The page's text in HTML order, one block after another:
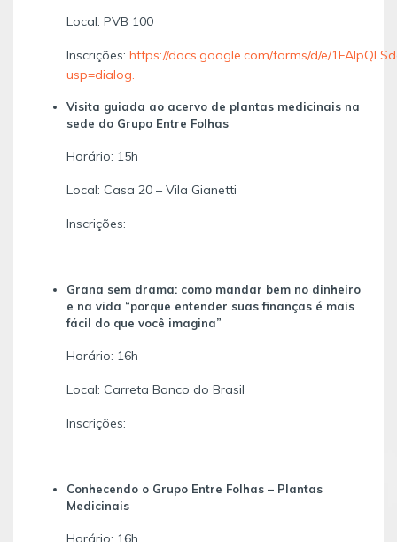
Local: PVB 100
Inscrições: https://docs.google.com/forms/d/e/
usp=dialog.
Visita guiada ao acervo de plantas medicinais na
sede do Grupo Entre Folhas
Horário: 15h
Local: Casa 20 – Vila Gianetti
Inscrições:
Grana sem drama: como mandar bem no dinheiro
e na vida “porque entender suas finanças é mais
fácil do que você imagina”
Horário: 16h
Local: Carreta Banco do Brasil
Inscrições:
Conhecendo o Grupo Entre Folhas – Plantas
Medicinais
Horário: 16h